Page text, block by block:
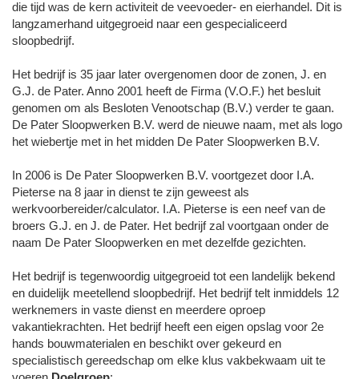
die tijd was de kern activiteit de veevoeder- en eierhandel. Dit is
langzamerhand uitgegroeid naar een gespecialiceerd
sloopbedrijf.
Het bedrijf is 35 jaar later overgenomen door de zonen, J. en
G.J. de Pater. Anno 2001 heeft de Firma (V.O.F.) het besluit
genomen om als Besloten Venootschap (B.V.) verder te gaan.
De Pater Sloopwerken B.V. werd de nieuwe naam, met als logo
het wiebertje met in het midden De Pater Sloopwerken B.V.
In 2006 is De Pater Sloopwerken B.V. voortgezet door I.A.
Pieterse na 8 jaar in dienst te zijn geweest als
werkvoorbereider/calculator. I.A. Pieterse is een neef van de
broers G.J. en J. de Pater. Het bedrijf zal voortgaan onder de
naam De Pater Sloopwerken en met dezelfde gezichten.
Het bedrijf is tegenwoordig uitgegroeid tot een landelijk bekend
en duidelijk meetellend sloopbedrijf. Het bedrijf telt inmiddels 12
werknemers in vaste dienst en meerdere oproep
vakantiekrachten. Het bedrijf heeft een eigen opslag voor 2e
hands bouwmaterialen en beschikt over gekeurd en
specialistisch gereedschap om elke klus vakbekwaam uit te